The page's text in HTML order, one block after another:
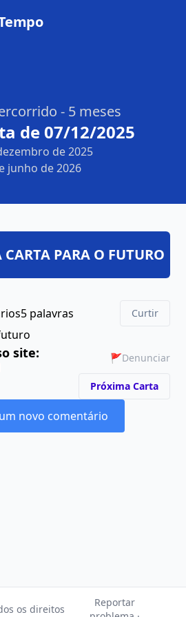
- 5 meses
de 07/12/2025
de 2025
junho de 2026
5 palavras Curtir
site: 🚩Denunciar
Próxima Carta
novo comentário
CARTA PARA O FUTURO
os direitos
Reportar